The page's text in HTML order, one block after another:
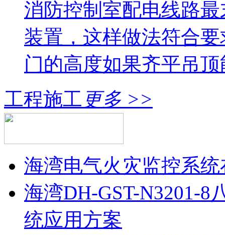
消防控制室配电线路
装置，这样做法符合
门的高度如果齐平吊
工程施工 更多 >>
海湾电气火灾监控系
海湾DH-GST-N3201-8
统应用方案